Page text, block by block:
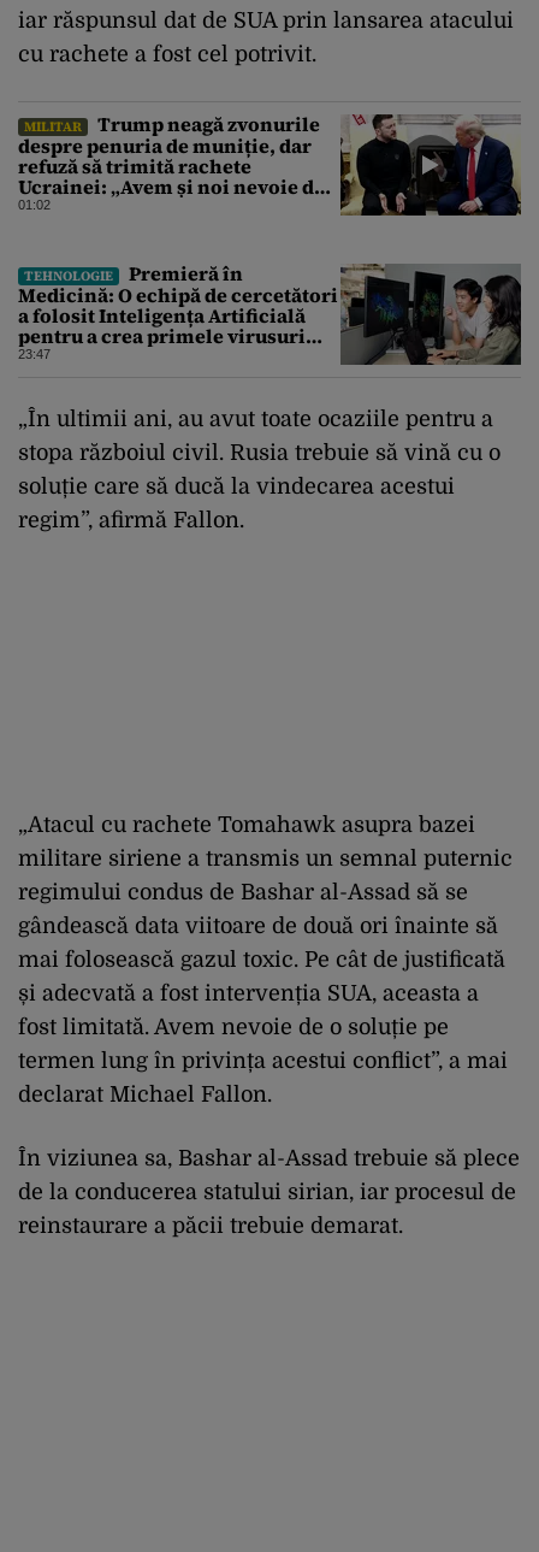
iar răspunsul dat de SUA prin lansarea atacului
cu rachete a fost cel potrivit.
MILITAR
Trump neagă zvonurile
despre penuria de muniție, dar
refuză să trimită rachete
Ucrainei: „Avem și noi nevoie de
rachete”
01:02
TEHNOLOGIE
Premieră în
Medicină: O echipă de cercetători
a folosit Inteligența Artificială
pentru a crea primele virusuri
sintetice la tratarea de E.coli
23:47
„În ultimii ani, au avut toate ocaziile pentru a
stopa războiul civil. Rusia trebuie să vină cu o
soluție care să ducă la vindecarea acestui
regim”, afirmă Fallon.
„Atacul cu rachete Tomahawk asupra bazei
militare siriene a transmis un semnal puternic
regimului condus de Bashar al-Assad să se
gândească data viitoare de două ori înainte să
mai folosească gazul toxic. Pe cât de justificată
și adecvată a fost intervenția SUA, aceasta a
fost limitată. Avem nevoie de o soluție pe
termen lung în privința acestui conflict”, a mai
declarat Michael Fallon.
În viziunea sa, Bashar al-Assad trebuie să plece
de la conducerea statului sirian, iar procesul de
reinstaurare a păcii trebuie demarat.